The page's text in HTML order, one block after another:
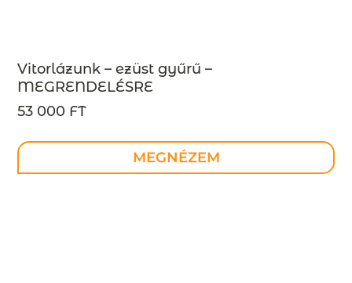
Vitorlázunk – ezüst gyűrű –
MEGRENDELÉSRE
53 000 FT
MEGNÉZEM